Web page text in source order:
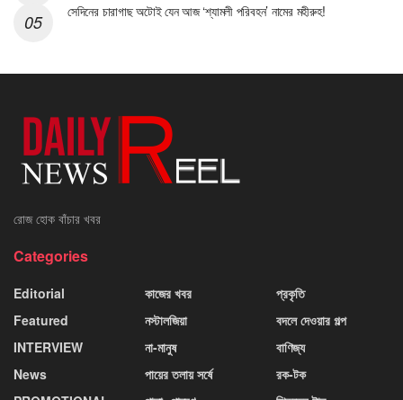
সেদিনের চারাগাছ অটোই যেন আজ ‘শ্যামলী পরিবহন’ নামের মহীরুহ!
রোজ হোক বাঁচার খবর
Categories
Editorial
Featured
INTERVIEW
News
কাজের খবর
নস্টালজিয়া
না-মানুষ
পায়ের তলায় সর্ষে
প্রকৃতি
বদলে দেওয়ার গল্প
বাণিজ্য
রক-টক